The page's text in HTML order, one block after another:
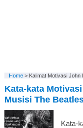
Home> Kalimat Motivasi John
Kata-kata
Musisi The
Kata-